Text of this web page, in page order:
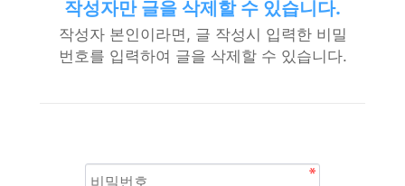
작성자만 글을 삭제할 수 있습니다.
작성자 본인이라면, 글 작성시 입력한 비밀
번호를 입력하여 글을 삭제할 수 있습니다.